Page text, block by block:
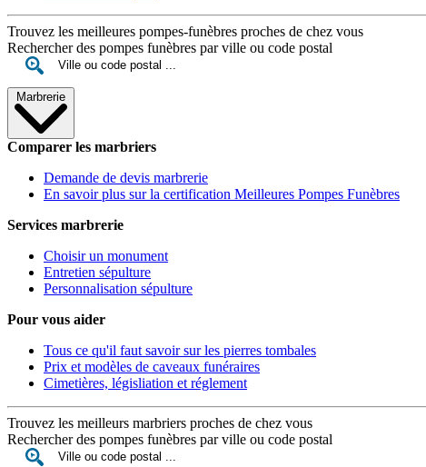
Trouvez les meilleures pompes-funèbres proches de chez vous
Rechercher des pompes funèbres par ville ou code postal
Marbrerie
Comparer les marbriers
Demande de devis marbrerie
En savoir plus sur la certification Meilleures Pompes Funèbres
Services marbrerie
Choisir un monument
Entretien sépulture
Personnalisation sépulture
Pour vous aider
Tous ce qu'il faut savoir sur les pierres tombales
Prix et modèles de caveaux funéraires
Cimetières, législiation et réglement
Trouvez les meilleurs marbriers proches de chez vous
Rechercher des pompes funèbres par ville ou code postal